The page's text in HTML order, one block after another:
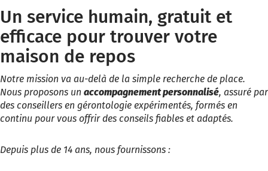
Un service humain, gratuit et
efficace pour trouver votre
maison de repos
Notre mission va au-delà de la simple recherche de place.
Nous proposons un accompagnement personnalisé, assuré par
des conseillers en gérontologie expérimentés, formés en
continu pour vous offrir des conseils fiables et adaptés.
Depuis plus de 14 ans, nous fournissons :